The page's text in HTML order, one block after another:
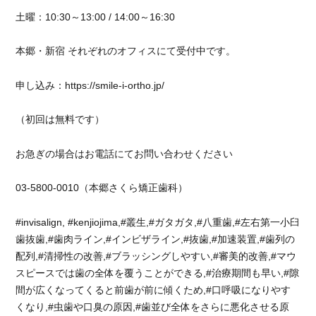
土曜：10:30～13:00 / 14:00～16:30
本郷・新宿 それぞれのオフィスにて受付中です。
申し込み：https://smile-i-ortho.jp/
（初回は無料です）
お急ぎの場合はお電話にてお問い合わせください
03-5800-0010（本郷さくら矯正歯科）
#invisalign, #kenjiojima,#叢生,#ガタガタ,#八重歯,#左右第一小臼
歯抜歯,#歯肉ライン,#インビザライン,#抜歯,#加速装置,#歯列の
配列,#清掃性の改善,#ブラッシングしやすい,#審美的改善,#マウ
スピースでは歯の全体を覆うことができる,#治療期間も早い,#隙
間が広くなってくると前歯が前に傾くため,#口呼吸になりやす
くなり,#虫歯や口臭の原因,#歯並び全体をさらに悪化させる原